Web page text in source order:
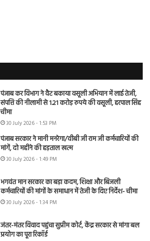
पंजाब कर विभाग ने वैट बकाया वसूली अभियान में लाई तेजी,
संपत्ति की नीलामी से 1.21 करोड़ रुपये की वसूली, हरपाल सिंह
चीमा
30 July 2026 - 1:53 PM
पंजाब सरकार ने मानी मनरेगा/वीबी जी राम जी कर्मचारियों की
मांगें, दो महीने की हड़ताल खत्म
30 July 2026 - 1:49 PM
भगवंत मान सरकार का बड़ा कदम, शिक्षा और बिजली
कर्मचारियों की मांगों के समाधान में तेजी के दिए निर्देश- चीमा
30 July 2026 - 1:34 PM
जंतर-मंतर विवाद पहुंचा सुप्रीम कोर्ट, केंद्र सरकार से मांगा बल
प्रयोग का पूरा रिकॉर्ड